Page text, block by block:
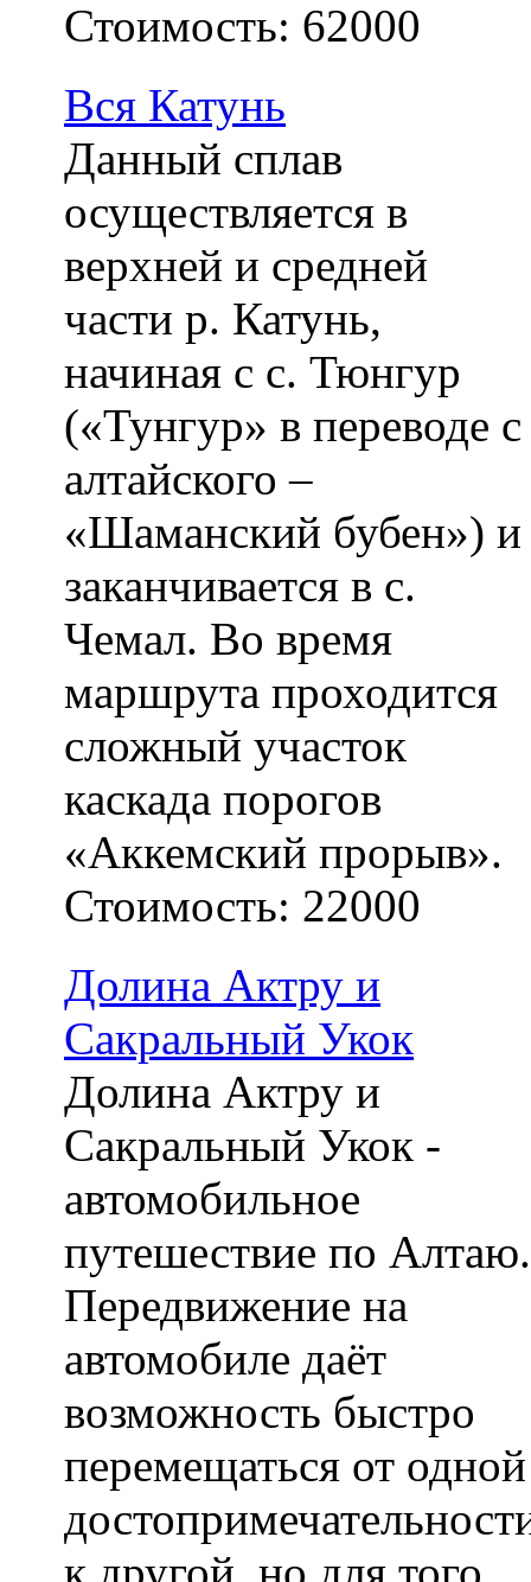
Стоимость: 62000
Вся Катунь
Данный сплав
осуществляется в
верхней и средней
части р. Катунь,
начиная с с. Тюнгур
(«Тунгур» в переводе с
алтайского –
«Шаманский бубен») и
заканчивается в с.
Чемал. Во время
маршрута проходится
сложный участок
каскада порогов
«Аккемский прорыв».
Стоимость: 22000
Долина Актру и
Сакральный Укок
Долина Актру и
Сакральный Укок -
автомобильное
путешествие по Алтаю.
Передвижение на
автомобиле даёт
возможность быстро
перемещаться от одной
к другой, но для того,